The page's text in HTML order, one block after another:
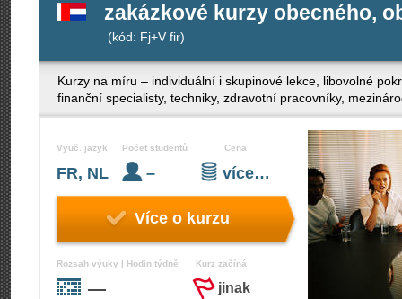
zakázkové kurzy obecného,
(kód: Fj+V fir)
Kurzy na míru – individuální i skupinové lekce, libovolné
finanční specialisty, techniky, zdravotní pracovníky,
Vyuč. jazyk
FR, NL
Počet studentů
–
Cena
více…
Více o kurzu
Rozsah výuky | Hodin týdně
—
Kurz začíná
jinak